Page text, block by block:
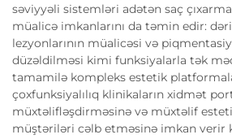
səviyyəli sistemləri adətən saç
müalicə imkanlarını da təmin edir:
lezyonlarının müalicəsi və
düzəldilməsi kimi funksiyalarla tək
tamamilə kompleks estetik
çoxfunksiyalılıq klinikaların xidmət
müxtəlifləşdirməsinə və müxtəlif
müştəriləri cəlb etməsinə imkan verir